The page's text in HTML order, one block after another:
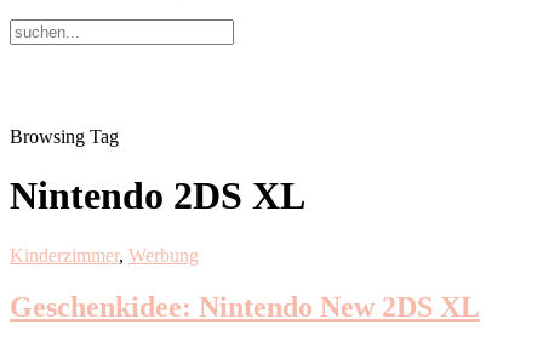
Browsing Tag
Nintendo 2DS XL
Kinderzimmer, Werbung
Geschenkidee: Nintendo New 2DS XL